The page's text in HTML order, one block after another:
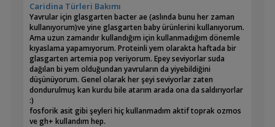
Caridina Türleri Bakımı
Yavrular için glasgarten bacter ae (aslında bunu her zaman
kullanıyorum)ve yine glasgarten baby ürünlerini kullanıyorum.
Ama uzun zamandır kullandığım için kullanmadığım dönemle
kıyaslama yapamıyorum. Proteinli yem olarakta haftada bir
glasgarten artemia pop veriyorum. Epey seviyorlar suda
dağılan bi yem olduğundan yavruların da yiyebildiğini
düşünüyorum. Genel olarak her şeyi seviyorlar zaten
dondurulmuş kan kurdu bile atarım arada ona da saldırıyorlar
:)
fosforik asit gibi şeyleri hiç kullanmadım aktif toprak ozmos
ve gh+ kullandım hep.